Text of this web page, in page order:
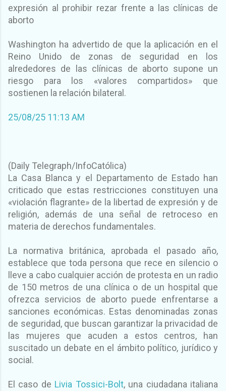
expresión al prohibir rezar frente a las clínicas de
aborto
Washington ha advertido de que la aplicación en el
Reino Unido de zonas de seguridad en los
alrededores de las clínicas de aborto supone un
riesgo para los «valores compartidos» que
sostienen la relación bilateral.
25/08/25 11:13 AM
(Daily Telegraph/InfoCatólica)
La Casa Blanca y el Departamento de Estado han
criticado que estas restricciones constituyen una
«violación flagrante» de la libertad de expresión y de
religión, además de una señal de retroceso en
materia de derechos fundamentales.
La normativa británica, aprobada el pasado año,
establece que toda persona que rece en silencio o
lleve a cabo cualquier acción de protesta en un radio
de 150 metros de una clínica o de un hospital que
ofrezca servicios de aborto puede enfrentarse a
sanciones económicas. Estas denominadas zonas
de seguridad, que buscan garantizar la privacidad de
las mujeres que acuden a estos centros, han
suscitado un debate en el ámbito político, jurídico y
social.
El caso de Livia Tossici-Bolt, una ciudadana italiana